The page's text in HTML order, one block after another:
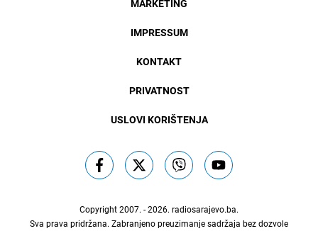
MARKETING
IMPRESSUM
KONTAKT
PRIVATNOST
USLOVI KORIŠTENJA
Copyright 2007. - 2026. radiosarajevo.ba.
Sva prava pridržana. Zabranjeno preuzimanje sadržaja bez dozvole